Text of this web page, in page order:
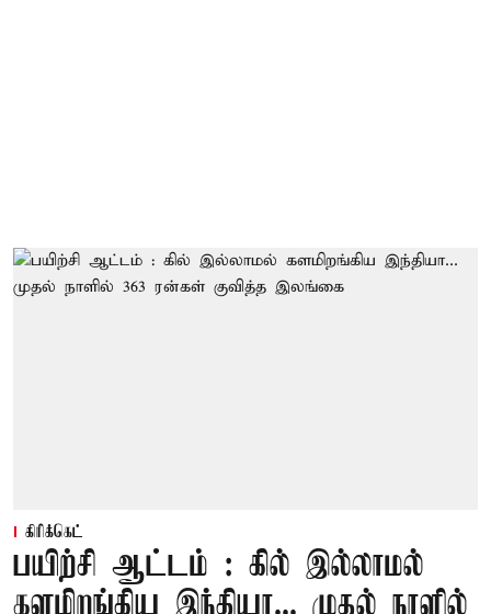
கிரிக்கெட்
பயிற்சி ஆட்டம் : கில் இல்லாமல்
களமிறங்கிய இந்தியா... முதல் நாளில்